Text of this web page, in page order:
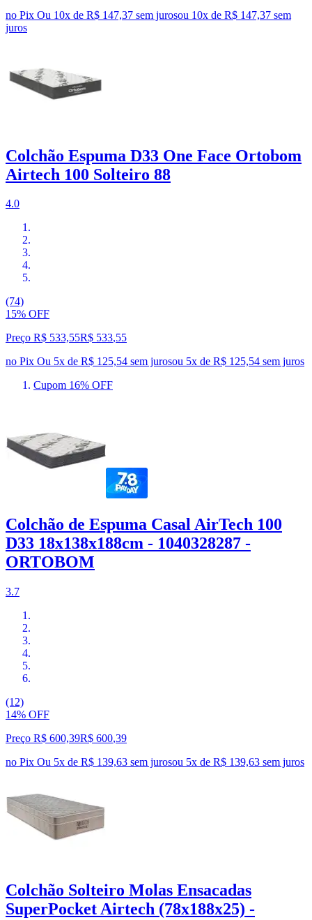
no Pix Ou 10x de R$ 147,37 sem jurosou 10x de R$ 147,37 sem
juros
Colchão Espuma D33 One Face Ortobom
Airtech 100 Solteiro 88
4.0
(74)
15% OFF
Preço R$ 533,55R$ 533,55
no Pix Ou 5x de R$ 125,54 sem jurosou 5x de R$ 125,54 sem juros
Cupom 16% OFF
Colchão de Espuma Casal AirTech 100
D33 18x138x188cm - 1040328287 -
ORTOBOM
3.7
(12)
14% OFF
Preço R$ 600,39R$ 600,39
no Pix Ou 5x de R$ 139,63 sem jurosou 5x de R$ 139,63 sem juros
Colchão Solteiro Molas Ensacadas
SuperPocket Airtech (78x188x25) -